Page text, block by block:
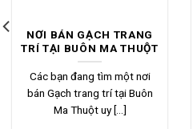
NƠI BÁN GẠCH TRANG
TRÍ TẠI BUÔN MA THUỘT
Các bạn đang tìm một nơi
bán Gạch trang trí tại Buôn
Ma Thuột uy [...]